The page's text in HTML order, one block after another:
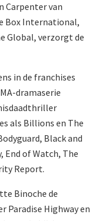
Carpenter van
Box International,
Global, verzorgt de
in de franchises
dramaserie
als Billions en The
Black and
End of Watch, The
Report.
Binoche de
Highway en